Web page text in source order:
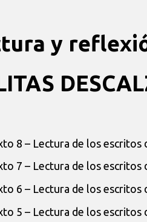
y
8 – Lectura de los escritos
7 – Lectura de los escritos
6 – Lectura de los escritos
5 – Lectura de los escritos